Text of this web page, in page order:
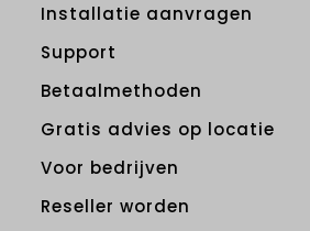
Installatie aanvragen
Support
Betaalmethoden
Gratis advies op locatie
Voor bedrijven
Reseller worden